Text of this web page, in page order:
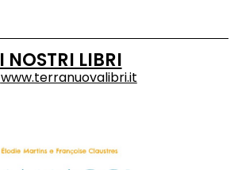
I NOSTRI LIBRI
www.terranuovalibri.it